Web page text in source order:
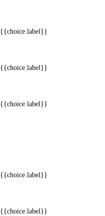
{{choice.label}}
{{choice.label}}
{{choice.label}}
{{choice.label}}
{{choice.label}}